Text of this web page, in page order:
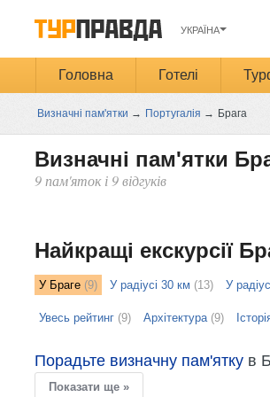
УКРАЇНА
Головна Готелі
Визначні пам'ятки → Португалія → Брага
Визначні пам'ятки
9 пам'яток і 9 відгуків
Найкращі екскурсії
У Браге(9) У радіусі 30 км (13) У
Увесь рейтинг(9) Архітектура(9)
Порадьте визначну пам'яткув
Показати ще »